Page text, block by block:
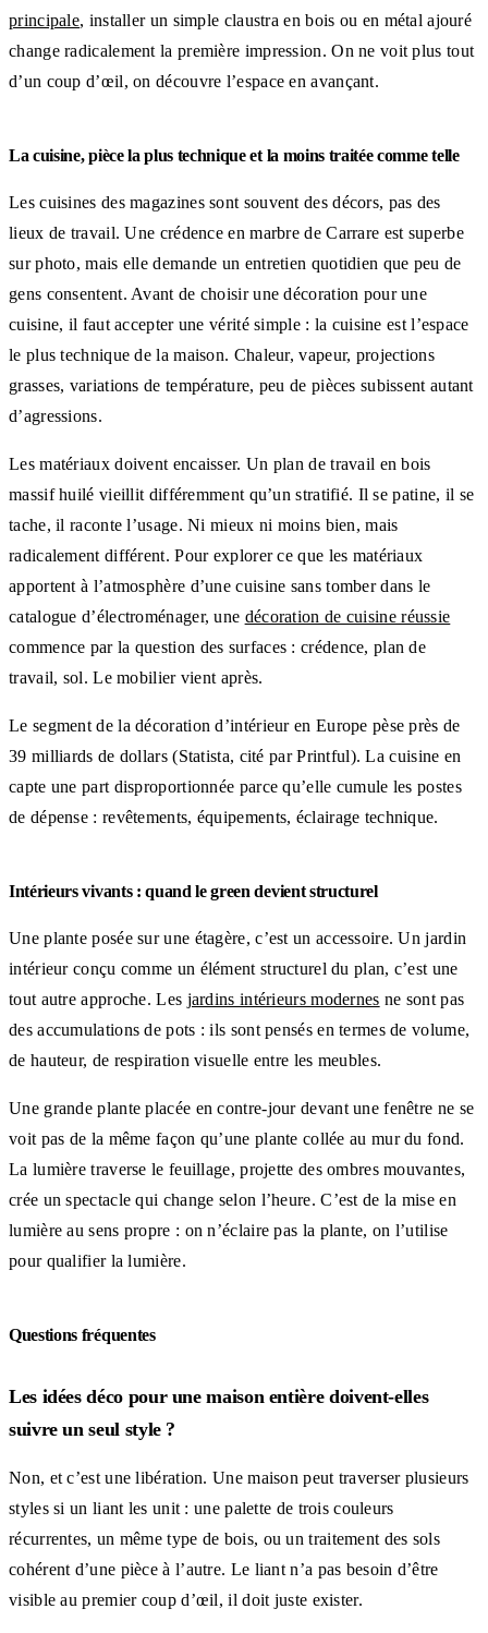
principale, installer un simple claustra en bois ou en métal ajouré
change radicalement la première impression. On ne voit plus tout
d’un coup d’œil, on découvre l’espace en avançant.
La cuisine, pièce la plus technique et la moins traitée comme telle
Les cuisines des magazines sont souvent des décors, pas des
lieux de travail. Une crédence en marbre de Carrare est superbe
sur photo, mais elle demande un entretien quotidien que peu de
gens consentent. Avant de choisir une décoration pour une
cuisine, il faut accepter une vérité simple : la cuisine est l’espace
le plus technique de la maison. Chaleur, vapeur, projections
grasses, variations de température, peu de pièces subissent autant
d’agressions.
Les matériaux doivent encaisser. Un plan de travail en bois
massif huilé vieillit différemment qu’un stratifié. Il se patine, il se
tache, il raconte l’usage. Ni mieux ni moins bien, mais
radicalement différent. Pour explorer ce que les matériaux
apportent à l’atmosphère d’une cuisine sans tomber dans le
catalogue d’électroménager, une décoration de cuisine réussie
commence par la question des surfaces : crédence, plan de
travail, sol. Le mobilier vient après.
Le segment de la décoration d’intérieur en Europe pèse près de
39 milliards de dollars (Statista, cité par Printful). La cuisine en
capte une part disproportionnée parce qu’elle cumule les postes
de dépense : revêtements, équipements, éclairage technique.
Intérieurs vivants : quand le green devient structurel
Une plante posée sur une étagère, c’est un accessoire. Un jardin
intérieur conçu comme un élément structurel du plan, c’est une
tout autre approche. Les jardins intérieurs modernes ne sont pas
des accumulations de pots : ils sont pensés en termes de volume,
de hauteur, de respiration visuelle entre les meubles.
Une grande plante placée en contre-jour devant une fenêtre ne se
voit pas de la même façon qu’une plante collée au mur du fond.
La lumière traverse le feuillage, projette des ombres mouvantes,
crée un spectacle qui change selon l’heure. C’est de la mise en
lumière au sens propre : on n’éclaire pas la plante, on l’utilise
pour qualifier la lumière.
Questions fréquentes
Les idées déco pour une maison entière doivent-elles
suivre un seul style ?
Non, et c’est une libération. Une maison peut traverser plusieurs
styles si un liant les unit : une palette de trois couleurs
récurrentes, un même type de bois, ou un traitement des sols
cohérent d’une pièce à l’autre. Le liant n’a pas besoin d’être
visible au premier coup d’œil, il doit juste exister.